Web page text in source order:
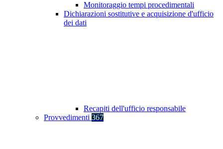
Monitoraggio tempi procedimentali
Dichiarazioni sostitutive e acquisizione d'ufficio
dei dati
Recapiti dell'ufficio responsabile
Provvedimenti 367